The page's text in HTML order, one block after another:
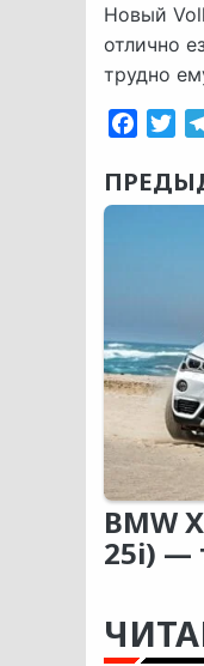
Новый
отлично
трудно
BMW
25i) —